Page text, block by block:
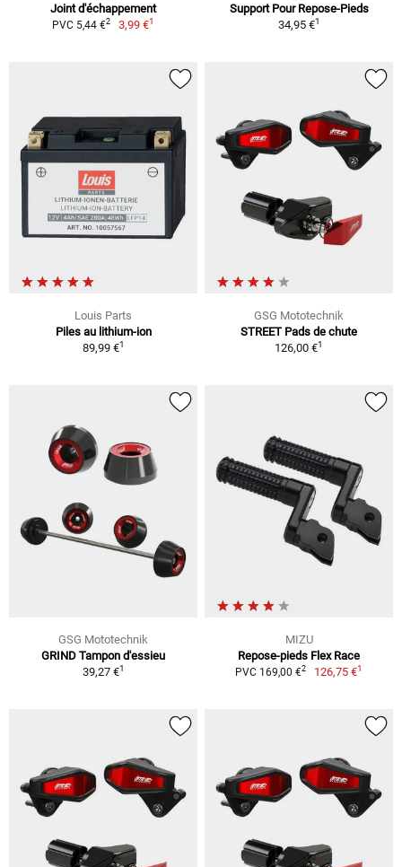
Joint d'échappement
PVC 5,44 €2 3,99 €1
Support Pour Repose-Pieds
34,95 €1
Louis Parts
Piles au lithium-ion
89,99 €1
GSG Mototechnik
STREET Pads de chute
126,00 €1
GSG Mototechnik
GRIND Tampon d'essieu
39,27 €1
MIZU
Repose-pieds Flex Race
PVC 169,00 €2 126,75 €1